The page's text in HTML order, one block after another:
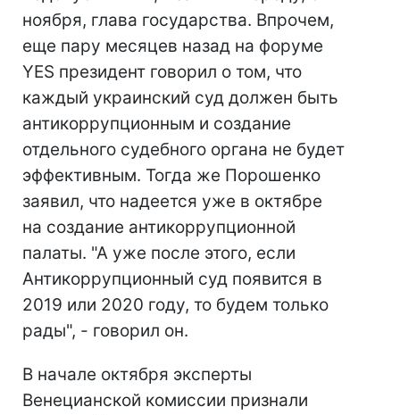
ноября, глава государства. Впрочем,
еще пару месяцев назад на форуме
YES президент говорил о том, что
каждый украинский суд должен быть
антикоррупционным и создание
отдельного судебного органа не будет
эффективным. Тогда же Порошенко
заявил, что надеется уже в октябре
на создание антикоррупционной
палаты. "А уже после этого, если
Антикоррупционный суд появится в
2019 или 2020 году, то будем только
рады", - говорил он.
В начале октября эксперты
Венецианской комиссии признали